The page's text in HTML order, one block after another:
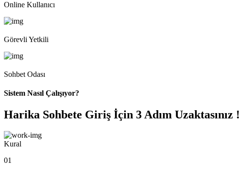
Online Kullanıcı
Görevli Yetkili
Sohbet Odası
Sistem Nasıl Çalışıyor?
Harika Sohbete Giriş İçin 3 Adım Uzaktasınız !
Kural
01